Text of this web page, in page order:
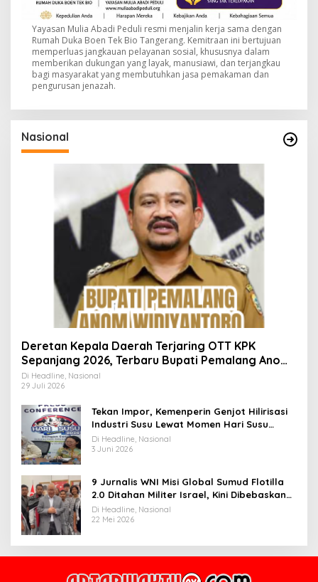
Yayasan Mulia Abadi Peduli resmi menjalin kerja sama dengan
Rumah Duka Boen Tek Bio Tangerang. Kemitraan ini bertujuan
memperluas jangkauan pelayanan sosial, khususnya dalam
memberikan dukungan yang layak, manusiawi, dan terjangkau
bagi masyarakat yang membutuhkan jasa pemakaman dan
pengurusan jenazah.
Nasional
Deretan Kepala Daerah Terjaring OTT KPK
Sepanjang 2026, Terbaru Bupati Pemalang Anom
Widiyantoro
Di Headline, Nasional
29 Juli 2026
Tekan Impor, Kemenperin Genjot Hilirisasi
Industri Susu Lewat Momen Hari Susu
Nusantara 2026
Di Headline, Nasional
3 Juni 2026
9 Jurnalis WNI Misi Global Sumud Flotilla
2.0 Ditahan Militer Israel, Kini Dibebaskan
dan Dievakuasi ke Istanbul
Di Headline, Nasional
22 Mei 2026